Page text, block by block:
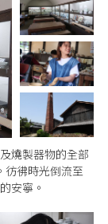
燒製器物的全部
彷彿時光倒流至
安寧。